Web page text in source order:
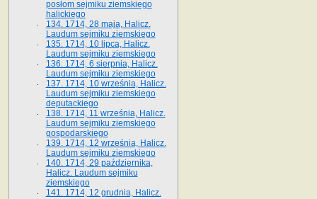
posłom sejmiku ziemskiego
halickiego
134. 1714, 28 maja, Halicz.
Laudum sejmiku ziemskiego
135. 1714, 10 lipca, Halicz.
Laudum sejmiku ziemskiego
136. 1714, 6 sierpnia, Halicz.
Laudum sejmiku ziemskiego
137. 1714, 10 września, Halicz.
Laudum sejmiku ziemskiego
deputackiego
138. 1714, 11 września, Halicz.
Laudum sejmiku ziemskiego
gospodarskiego
139. 1714, 12 września, Halicz.
Laudum sejmiku ziemskiego
140. 1714, 29 października,
Halicz. Laudum sejmiku
ziemskiego
141. 1714, 12 grudnia, Halicz.